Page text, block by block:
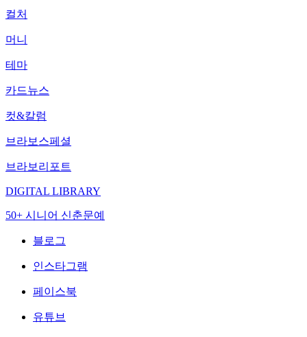
컬처
머니
테마
카드뉴스
컷&칼럼
브라보스페셜
브라보리포트
DIGITAL LIBRARY
50+ 시니어 신춘문예
블로그
인스타그램
페이스북
유튜브